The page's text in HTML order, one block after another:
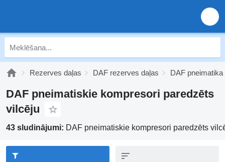
Rezerves daļas DAF rezerves daļas DAF pneimatika
DAF pneimatiskie kompresori paredzēts
vilcēju
43 sludinājumi: DAF pneimatiskie kompresori paredzēts